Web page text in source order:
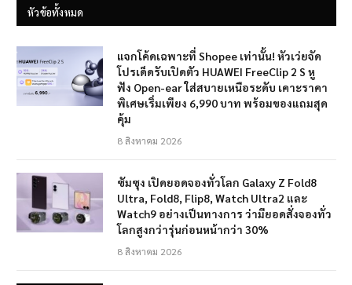
หัวข้อทั้งหมด
แจกโค้ดเฉพาะที่ Shopee เท่านั้น! หัวเว่ยจัด
โปรเด็ดรับเปิดตัว HUAWEI FreeClip 2 S หู
ฟัง Open-ear ใส่สบายเหนือระดับ เคาะราคา
พิเศษเริ่มเพียง 6,990 บาท พร้อมของแถมสุด
คุ้ม
8 สิงหาคม 2026
ซัมซุง เปิดยอดจองทั่วโลก Galaxy Z Fold8
Ultra, Fold8, Flip8, Watch Ultra2 และ
Watch9 อย่างเป็นทางการ ว่ามียอดสั่งจองทั่ว
โลกสูงกว่ารุ่นก่อนหน้ากว่า 30%
8 สิงหาคม 2026